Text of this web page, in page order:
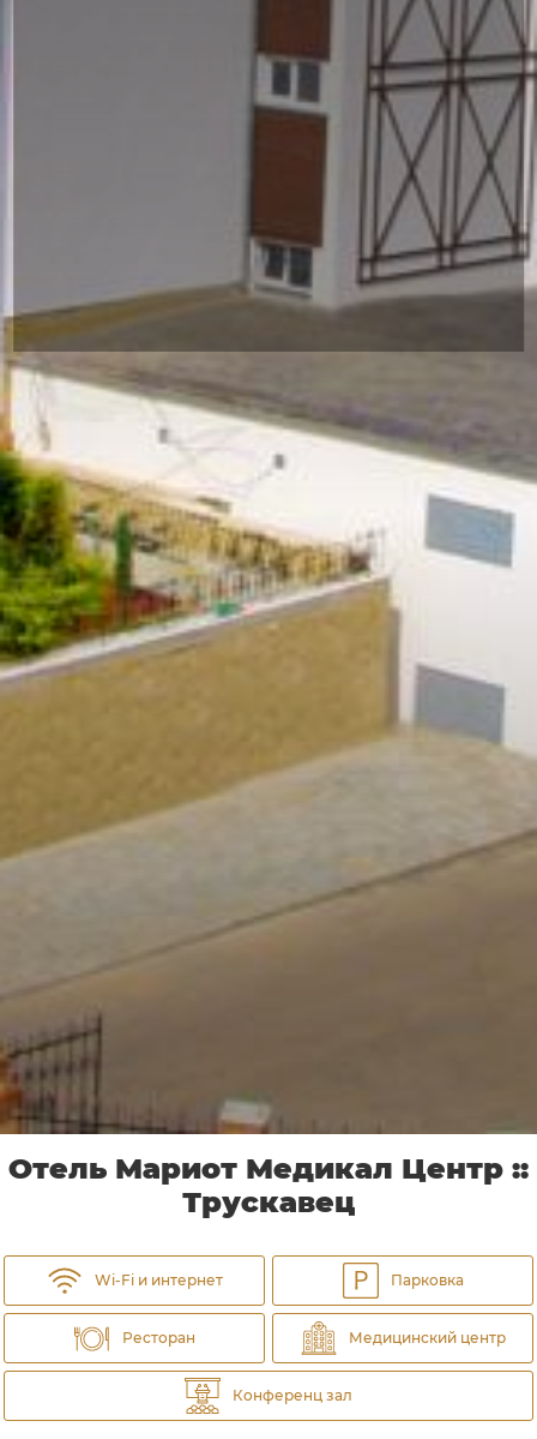
Отель Мариот Медикал Центр ::
Трускавец
Wi-Fi и интернет Парковка
Ресторан Медицинский центр
Конференц зал